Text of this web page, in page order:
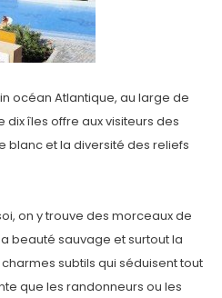
océan Atlantique, au large de
dix îles offre aux visiteurs des
blanc et la diversité des reliefs
on y trouve des morceaux de
beauté sauvage et surtout la
subtils qui séduisent tout
que les randonneurs ou les